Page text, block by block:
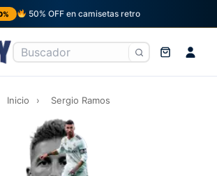
50% OFF en camisetas retro
Inicio › Sergio Ramos